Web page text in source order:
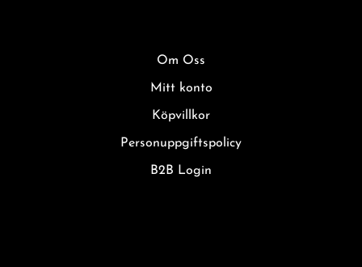
Om Oss
Mitt konto
Köpvillkor
Personuppgiftspolicy
B2B Login